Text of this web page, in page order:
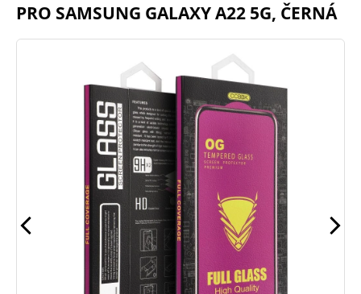
PRO SAMSUNG GALAXY A22 5G, ČERNÁ